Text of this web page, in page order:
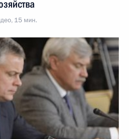
15 мин.